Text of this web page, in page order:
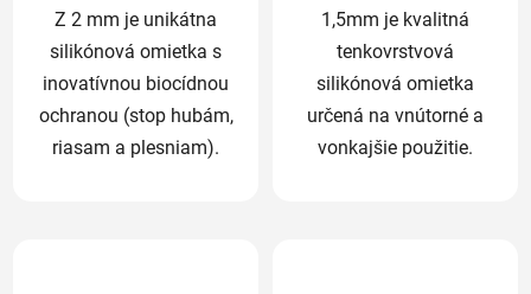
Z 2 mm je unikátna
silikónová omietka s
inovatívnou biocídnou
ochranou (stop hubám,
riasam a plesniam).
1,5mm je kvalitná
tenkovrstvová
silikónová omietka
určená na vnútorné a
vonkajšie použitie.